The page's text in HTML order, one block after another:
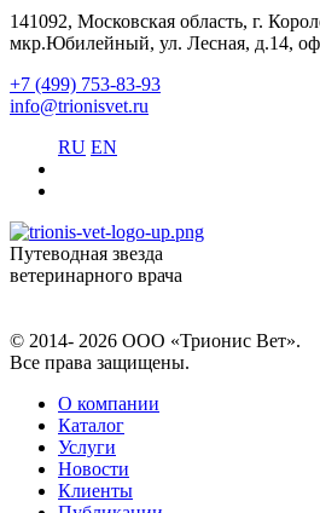
141092, Московская область, г.
мкр.Юбилейный, ул. Лесная, д.14,
+7 (499) 753-83-93
info@trionisvet.ru
RU EN
Путеводная звезда
ветеринарного врача
© 2014- 2026 ООО «Трионис Вет».
Все права защищены.
О компании
Каталог
Услуги
Новости
Клиенты